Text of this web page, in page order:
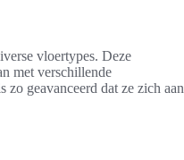
vloertypes. Deze
met verschillende
geavanceerd dat ze zich aan